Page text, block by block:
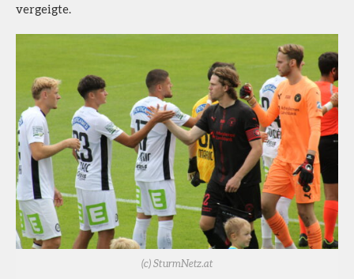
vergeigte.
(c) SturmNetz.at